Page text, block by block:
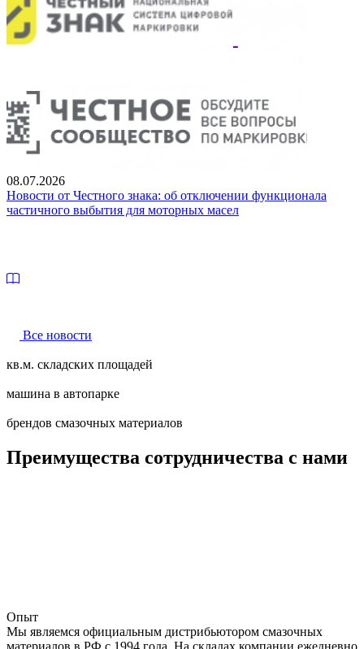
08.07.2026
Новости от Честного знака: об отключении функционала
частичного выбытия для моторных масел
Все новости
кв.м. складских площадей
машина в автопарке
брендов смазочных материалов
Преимущества сотрудничества с нами
Опыт
Мы являемся официальным дистрибьютором смазочных